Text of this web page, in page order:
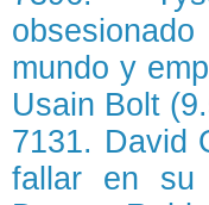
mundo y
Usain Bolt
7131. David
fallar en su